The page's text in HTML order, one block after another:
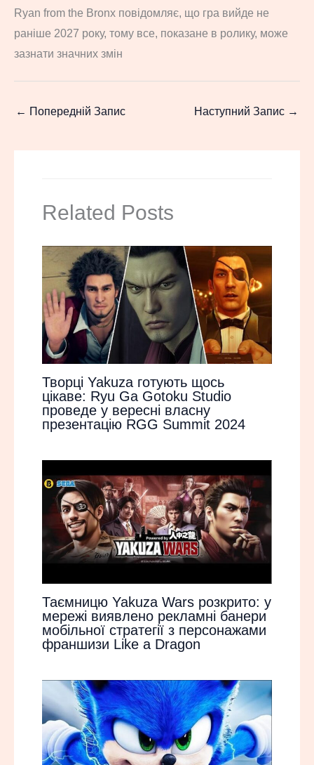
Ryan from the Bronx повідомляє, що гра вийде не
раніше 2027 року, тому все, показане в ролику, може
зазнати значних змін
← Попередній Запис Наступний Запис →
Related Posts
Творці Yakuza готують щось
цікаве: Ryu Ga Gotoku Studio
проведе у вересні власну
презентацію RGG Summit 2024
Таємницю Yakuza Wars розкрито: у
мережі виявлено рекламні банери
мобільної стратегії з персонажами
франшизи Like a Dragon